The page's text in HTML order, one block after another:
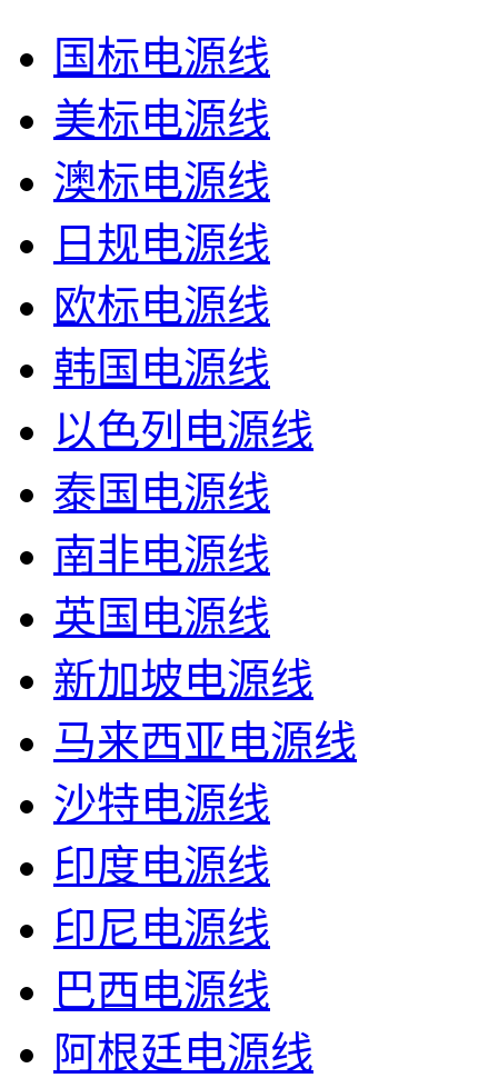
国标电源线
美标电源线
澳标电源线
日规电源线
欧标电源线
韩国电源线
以色列电源线
泰国电源线
南非电源线
英国电源线
新加坡电源线
马来西亚电源线
沙特电源线
印度电源线
印尼电源线
巴西电源线
阿根廷电源线